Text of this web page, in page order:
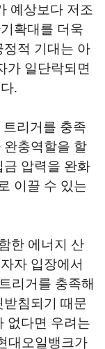
예상보다 저조
확대를 더욱
정적 기대는 아
가 일단락되면
.
리거를 충족
완충역할을 할
금 압력을 완화
이끌 수 있는
한 에너지 산
자 입장에서
리거를 충족해
받침되기 때문
없다면 우려는
대오일뱅크가